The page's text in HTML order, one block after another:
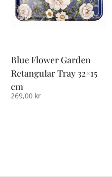
Blue Flower Garden
Retangular Tray 32×15
cm
269,00 kr